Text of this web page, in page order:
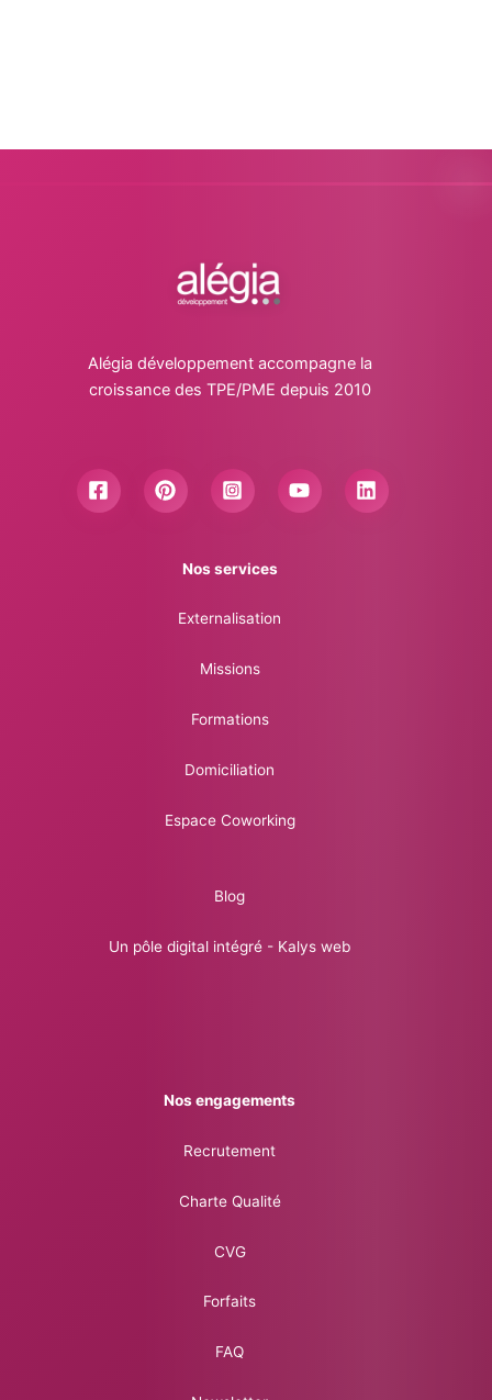
Alégia développement accompagne la
croissance des TPE/PME depuis 2010
Nos services
Externalisation
Missions
Formations
Domiciliation
Espace Coworking
Blog
Un pôle digital intégré - Kalys web
Nos engagements
Recrutement
Charte Qualité
CVG
Forfaits
FAQ